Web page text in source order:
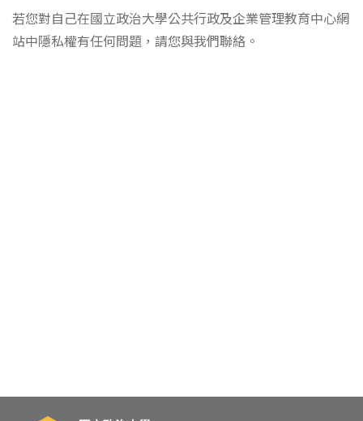
若您對自己在國立政治大學公共行政及企業管理教育中心網
站中隱私權有任何問題，請您與我們聯絡。